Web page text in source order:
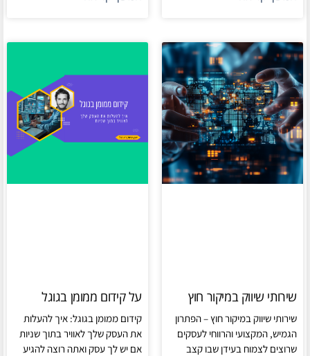
שירותי שיווק במיקור חוץ
שירותי שיווק במיקור חוץ – הפתרון
הגמיש, המקצועי והרווחי לעסקים
שרוצים לצמוח בעידן שבו קצב
על קידום ממומן בגוגל
קידום ממומן בגוגל: איך להעלות
את העסק שלך לאוויר בתוך שניות
אם יש לך עסק ואתה רוצה להגיע